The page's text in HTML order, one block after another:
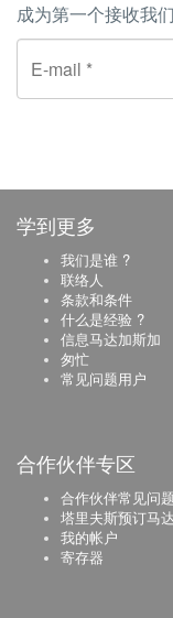
成为第一个接收我
学到更多
我们是谁 ?
联络人
条款和条件
什么是经验 ?
信息马达加斯加
匆忙
常见问题用户
合作伙伴专区
合作伙伴常见问题
塔里夫斯预订马
我的帐户
寄存器